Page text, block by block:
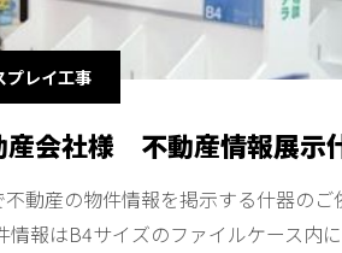
プレイ工事
産会社様 不動産情報展示
動産の物件情報を掲示する什器のご
情報はB4サイズのファイルケース内